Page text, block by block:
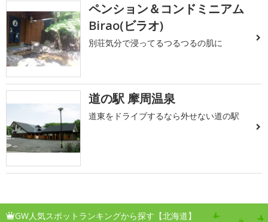
ペンション＆コンドミニアム
Birao(ビラオ)
別荘気分で浸ってるつるつるの肌に
道の駅 摩周温泉
道東をドライブするなら外せない道の駅
GW人気スポットランキングから探す【北海道】